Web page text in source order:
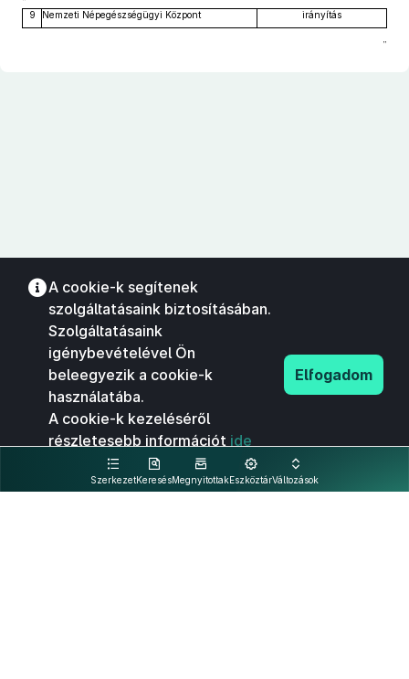
9
Nemzeti Népegészségügyi Központ irányítás
”
SzerkezetKeresésMegnyitottakEszköztárVáltozások
A cookie-k segítenek
szolgáltatásaink biztosításában.
Szolgáltatásaink
igénybevételével Ön
beleegyezik a cookie-k
használatába.
A cookie-k kezeléséről
részletesebb információt ide
kattintva olvashat.
Elfogadom